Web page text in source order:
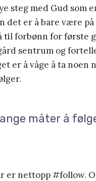
steg med Gud som
det er å bare være
til forbønn for første
sentrum og
er å våge å ta noen
måter å
er nettopp #follow.